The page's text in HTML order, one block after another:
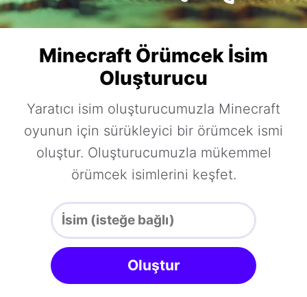
Minecraft Örümcek İsim
Oluşturucu
Yaratıcı isim oluşturucumuzla Minecraft
oyunun için sürükleyici bir örümcek ismi
oluştur. Oluşturucumuzla mükemmel
örümcek isimlerini keşfet.
Oluştur